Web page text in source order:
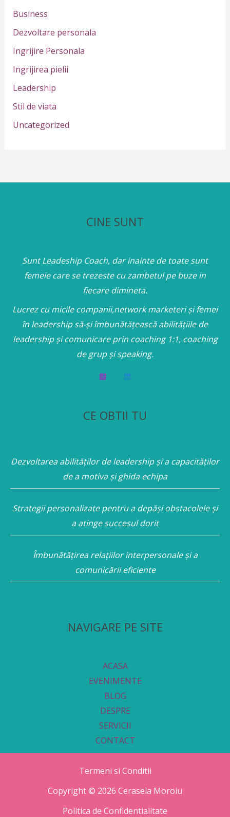
f
o
r
:
Business
Dezvoltare personala
Ingrijire Personala
Ingrijirea pielii
Leadership
Stil de viata
Uncategorized
CINE SUNT
Sunt Leadeship Coach, dar inainte de toate sunt
femeie care se trezeste cu zambetul pe buze in
fiecare dimineta.
Lucrez cu micile companii,network marketeri și femei
în leadership să-și îmbunătățească abilitățiile de
leadership și comunicare prin coaching 1:1, coaching
de grup și speaking.
CE OBTII TU
Dezvoltarea abilităților de leadership și a capacităților
de a motiva și ghida echipa
Strategii personalizate pentru a depăși obstacolele și
a atinge succesul dorit
Îmbunătățirea relațiilor interpersonale și a
comunicării eficiente
NAVIGARE PE SITE
ACASA
EVENIMENTE
BLOG
DESPRE
SERVICII
CONTACT
Termeni si Conditii
Copyright © 2026 Cerasela Moroiu
Politica de Confidentialitate